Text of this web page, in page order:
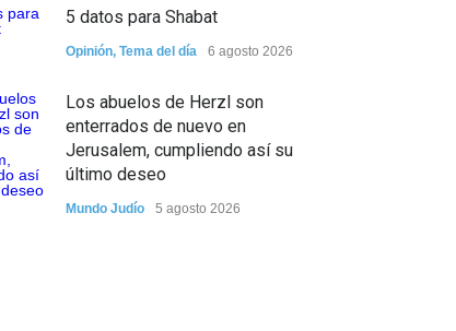
5 datos para Shabat
Opinión, Tema del día 6 agosto 2026
Los abuelos de Herzl son
enterrados de nuevo en
Jerusalem, cumpliendo así su
último deseo
Mundo Judío 5 agosto 2026